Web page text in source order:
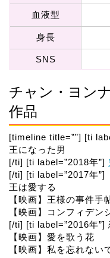
血液型
身長
SNS
チャン・ヨン
作品
[timeline title=””] [ti
王になった男
[/ti] [ti label=”2018年”]
[/ti] [ti label=”2017年”]
王は愛する
【映画】王様の事件手
【映画】コンフィデン
[/ti] [ti label=”2016年”]
【映画】愛を歌う花
【映画】私を忘れない